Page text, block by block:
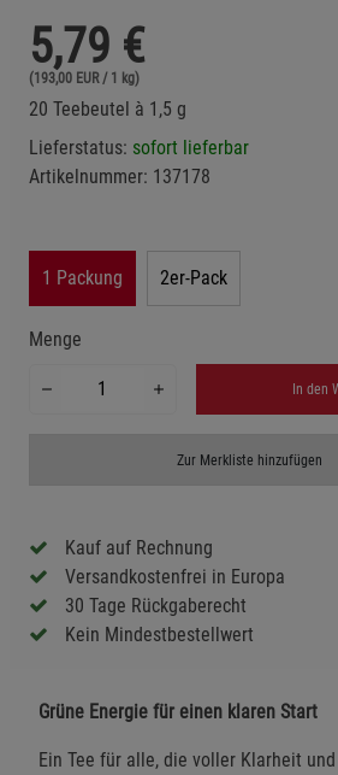
5,79 €
(193,00 EUR / 1 kg)
20 Teebeutel à 1,5 g
Lieferstatus: sofort lieferbar
Artikelnummer: 137178
1 Packung 2er-Pack
Menge
In den
Zur Merkliste hinzufügen
Kauf auf Rechnung
Versandkostenfrei in Europa
30 Tage Rückgaberecht
Kein Mindestbestellwert
Grüne Energie für einen klaren Start
Ein Tee für alle, die voller Klarheit